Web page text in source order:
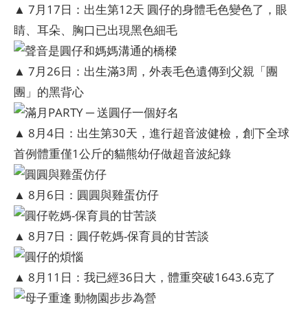
▲ 7月17日：出生第12天 圓仔的身體毛色變色了，眼
睛、耳朵、胸口已出現黑色細毛
▲ 7月26日：出生滿3周，外表毛色遺傳到父親「團
團」的黑背心
▲ 8月4日：出生第30天，進行超音波健檢，創下全球
首例體重僅1公斤的貓熊幼仔做超音波紀錄
▲ 8月6日：圓圓與雞蛋仿仔
▲ 8月7日：圓仔乾媽-保育員的甘苦談
▲ 8月11日：我已經36日大，體重突破1643.6克了